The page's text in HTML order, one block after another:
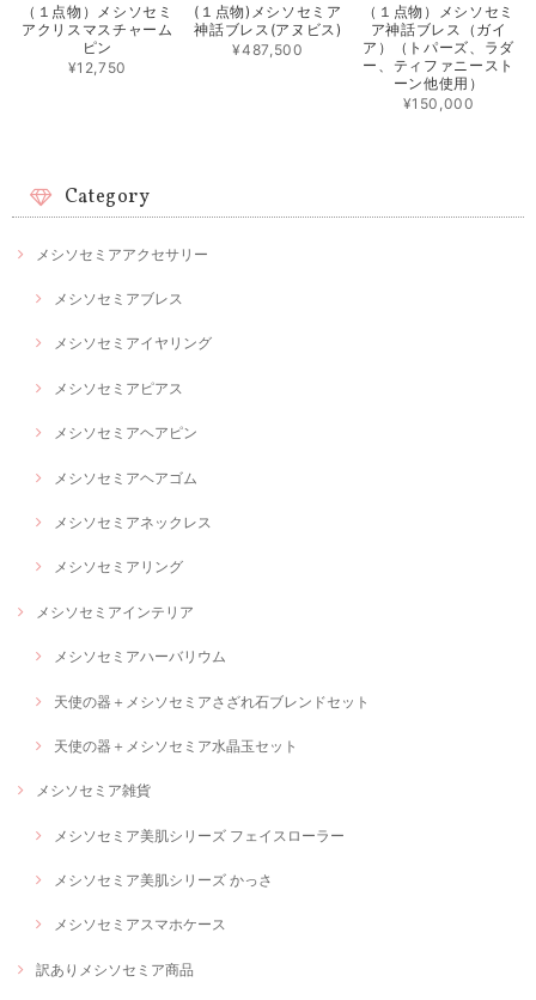
（１点物）メシソセミ
アクリスマスチャーム
ピン
¥12,750
(１点物)メシソセミア
神話ブレス(アヌビス)
¥487,500
（１点物）メシソセミ
ア神話ブレス（ガイ
ア）（トパーズ、ラダ
ー、ティファニースト
ーン他使用）
¥150,000
Category
メシソセミアアクセサリー
メシソセミアブレス
メシソセミアイヤリング
メシソセミアピアス
メシソセミアヘアピン
メシソセミアヘアゴム
メシソセミアネックレス
メシソセミアリング
メシソセミアインテリア
メシソセミアハーバリウム
天使の器＋メシソセミアさざれ石ブレンドセット
天使の器＋メシソセミア水晶玉セット
メシソセミア雑貨
メシソセミア美肌シリーズ フェイスローラー
メシソセミア美肌シリーズ かっさ
メシソセミアスマホケース
訳ありメシソセミア商品